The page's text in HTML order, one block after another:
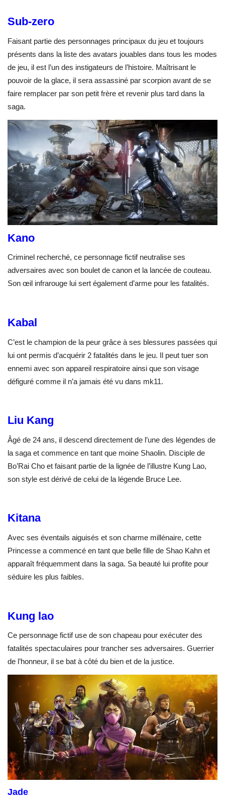
Sub-zero
Faisant partie des personnages principaux du jeu et toujours
présents dans la liste des avatars jouables dans tous les modes
de jeu, il est l’un des instigateurs de l’histoire. Maîtrisant le
pouvoir de la glace, il sera assassiné par scorpion avant de se
faire remplacer par son petit frère et revenir plus tard dans la
saga.
Kano
Criminel recherché, ce personnage fictif neutralise ses
adversaires avec son boulet de canon et la lancée de couteau.
Son œil infrarouge lui sert également d’arme pour les fatalités.
Kabal
C’est le champion de la peur grâce à ses blessures passées qui
lui ont permis d’acquérir 2 fatalités dans le jeu. Il peut tuer son
ennemi avec son appareil respiratoire ainsi que son visage
défiguré comme il n’a jamais été vu dans mk11.
Liu Kang
Âgé de 24 ans, il descend directement de l’une des légendes de
la saga et commence en tant que moine Shaolin. Disciple de
Bo’Rai Cho et faisant partie de la lignée de l’illustre Kung Lao,
son style est dérivé de celui de la légende Bruce Lee.
Kitana
Avec ses éventails aiguisés et son charme millénaire, cette
Princesse a commencé en tant que belle fille de Shao Kahn et
apparaît fréquemment dans la saga. Sa beauté lui profite pour
séduire les plus faibles.
Kung lao
Ce personnage fictif use de son chapeau pour exécuter des
fatalités spectaculaires pour trancher ses adversaires. Guerrier
de l’honneur, il se bat à côté du bien et de la justice.
Jade